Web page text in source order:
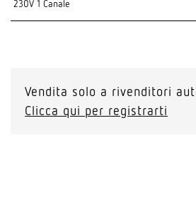
Vendita solo a rivenditori
Clicca qui per registrarti